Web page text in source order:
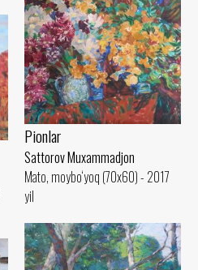
Pionlar
Sattorov Muxammadjon
Mato, moybo‘yoq (70x60) - 2017
yil